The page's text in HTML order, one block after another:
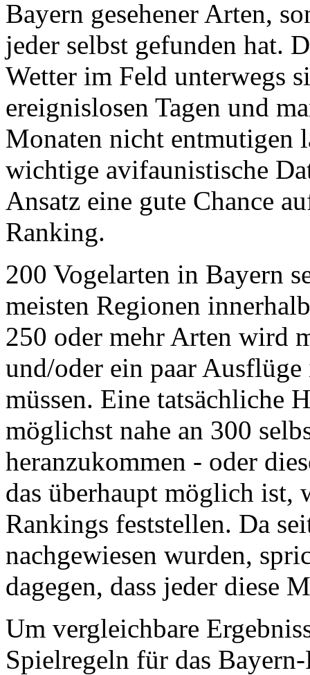
Bayern gesehener Arten,
jeder selbst gefunden hat.
Wetter im Feld unterwegs
ereignislosen Tagen und
Monaten nicht entmutigen
wichtige avifaunistische
Ansatz eine gute Chance
Ranking.
200 Vogelarten in Bayern
meisten Regionen
250 oder mehr Arten wird
und/oder ein paar
müssen. Eine tatsächliche
möglichst nahe an 300
heranzukommen - oder
das überhaupt möglich
Rankings feststellen. Da
nachgewiesen wurden,
dagegen, dass jeder diese
Um vergleichbare
Spielregeln für das